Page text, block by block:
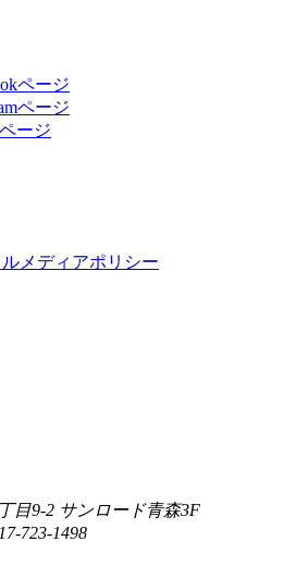
メディアポリシー
目9-2 サンロード青森3F
723-1498